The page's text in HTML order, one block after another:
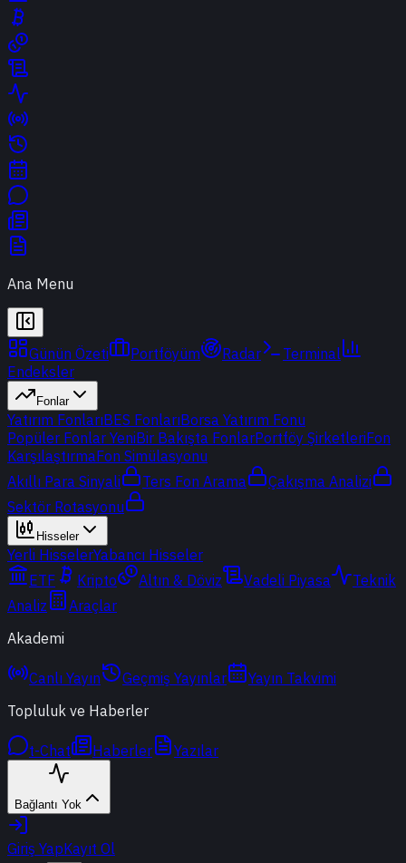
Ana Menu
Günün Özeti Portföyüm Radar
Terminal
Endeksler
Fonlar
Yatırım FonlarıBES FonlarıBorsa Yatırım Fonu
Popüler Fonlar YeniBir Bakışta FonlarPortföy ŞirketleriFon
KarşılaştırmaFon Simülasyonu
Akıllı Para Sinyali
Ters Fon Arama
Çakışma Analizi
Sektör Rotasyonu
Hisseler
Yerli HisselerYabancı Hisseler
ETF
Kripto Altın & Döviz Vadeli Piyasa
Teknik
Analiz
Araçlar
Akademi
Canlı Yayın Geçmiş Yayınlar
Yayın Takvimi
Topluluk ve Haberler
t-Chat Haberler Yazılar
Bağlantı Yok
Giriş YapKayıt Ol